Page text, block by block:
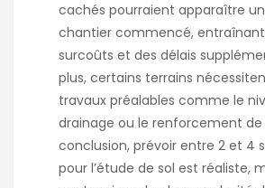
cachés pourraient apparaître
chantier commencé,
surcoûts et des délais
plus, certains terrains
travaux préalables comme le
drainage ou le renforcement de
conclusion, prévoir entre 2 et 4
pour l’étude de sol est réaliste,